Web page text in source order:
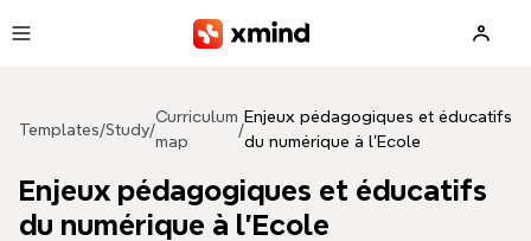
Templates/Study/
Curriculum
map
/
Enjeux pédagogiques et éducatifs
du numérique à l'Ecole
Enjeux pédagogiques et éducatifs
du numérique à l'Ecole